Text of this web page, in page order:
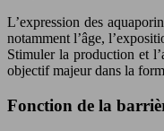
L’expression des
notamment l’âge,
Stimuler la production et
objectif majeur dans la
Fonction de la